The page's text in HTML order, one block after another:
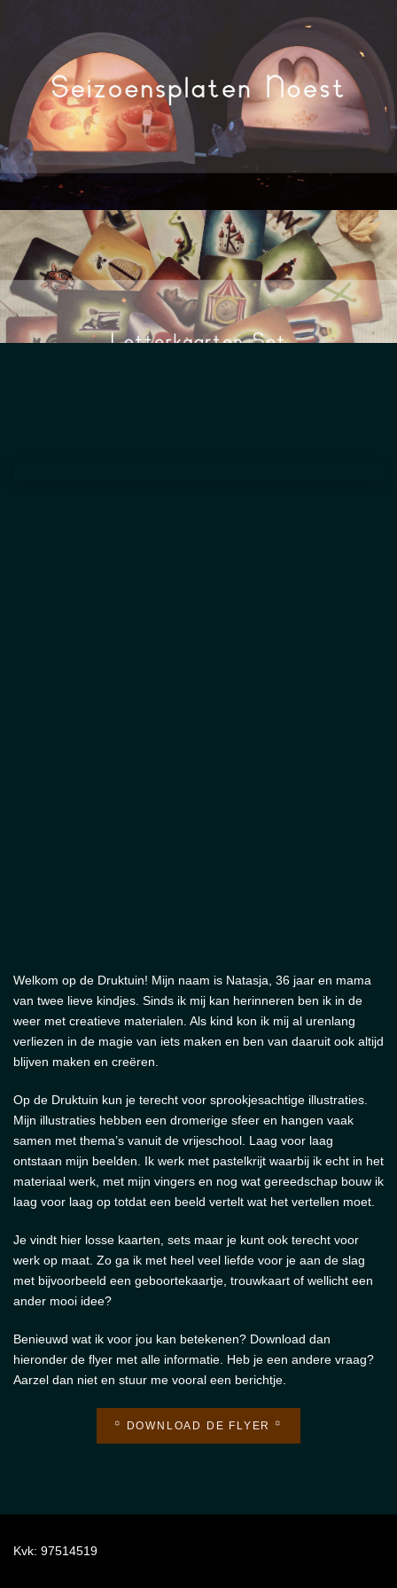
Welkom op de Druktuin! Mijn naam is Natasja, 36 jaar en mama
van twee lieve kindjes. Sinds ik mij kan herinneren ben ik in de
weer met creatieve materialen. Als kind kon ik mij al urenlang
verliezen in de magie van iets maken en ben van daaruit ook altijd
blijven maken en creëren.
Op de Druktuin kun je terecht voor sprookjesachtige illustraties.
Mijn illustraties hebben een dromerige sfeer en hangen vaak
samen met thema’s vanuit de vrijeschool. Laag voor laag
ontstaan mijn beelden. Ik werk met pastelkrijt waarbij ik echt in het
materiaal werk, met mijn vingers en nog wat gereedschap bouw ik
laag voor laag op totdat een beeld vertelt wat het vertellen moet.
Je vindt hier losse kaarten, sets maar je kunt ook terecht voor
werk op maat. Zo ga ik met heel veel liefde voor je aan de slag
met bijvoorbeeld een geboortekaartje, trouwkaart of wellicht een
ander mooi idee?
Benieuwd wat ik voor jou kan betekenen? Download dan
hieronder de flyer met alle informatie. Heb je een andere vraag?
Aarzel dan niet en stuur me vooral een berichtje.
꙳ DOWNLOAD DE FLYER ꙳
Kvk: 97514519